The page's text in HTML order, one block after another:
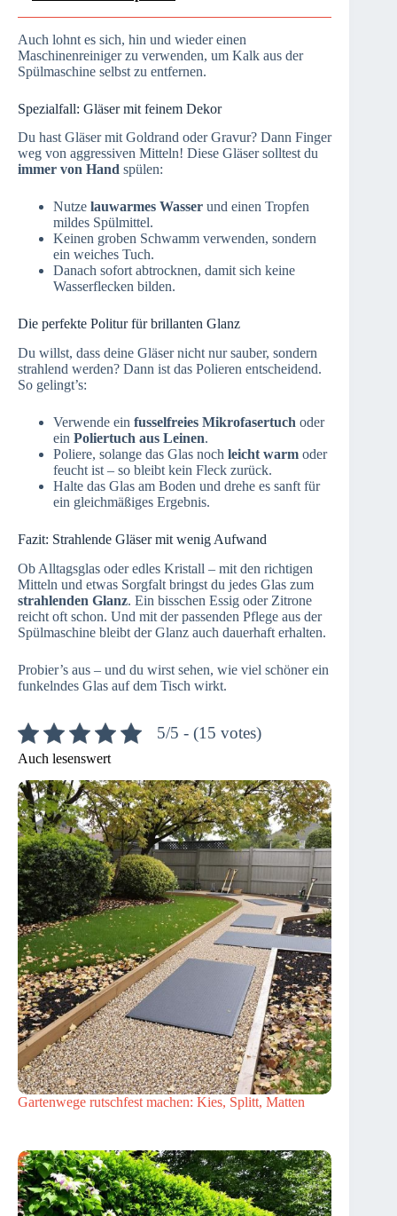
Auch lohnt es sich, hin und wieder einen
Maschinenreiniger zu verwenden, um Kalk aus der
Spülmaschine selbst zu entfernen.
Spezialfall: Gläser mit feinem Dekor
Du hast Gläser mit Goldrand oder Gravur? Dann Finger
weg von aggressiven Mitteln! Diese Gläser solltest du
immer von Hand spülen:
Nutze lauwarmes Wasser und einen Tropfen
mildes Spülmittel.
Keinen groben Schwamm verwenden, sondern
ein weiches Tuch.
Danach sofort abtrocknen, damit sich keine
Wasserflecken bilden.
Die perfekte Politur für brillanten Glanz
Du willst, dass deine Gläser nicht nur sauber, sondern
strahlend werden? Dann ist das Polieren entscheidend.
So gelingt’s:
Verwende ein fusselfreies Mikrofasertuch oder
ein Poliertuch aus Leinen.
Poliere, solange das Glas noch leicht warm oder
feucht ist – so bleibt kein Fleck zurück.
Halte das Glas am Boden und drehe es sanft für
ein gleichmäßiges Ergebnis.
Fazit: Strahlende Gläser mit wenig Aufwand
Ob Alltagsglas oder edles Kristall – mit den richtigen
Mitteln und etwas Sorgfalt bringst du jedes Glas zum
strahlenden Glanz. Ein bisschen Essig oder Zitrone
reicht oft schon. Und mit der passenden Pflege aus der
Spülmaschine bleibt der Glanz auch dauerhaft erhalten.
Probier’s aus – und du wirst sehen, wie viel schöner ein
funkelndes Glas auf dem Tisch wirkt.
5/5 - (15 votes)
Auch lesenswert
Gartenwege rutschfest machen: Kies, Splitt, Matten